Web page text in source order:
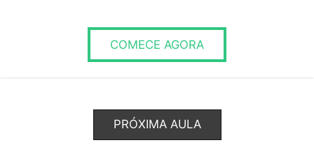
RESPONDER
COMECE AGORA
PRÓXIMA AULA